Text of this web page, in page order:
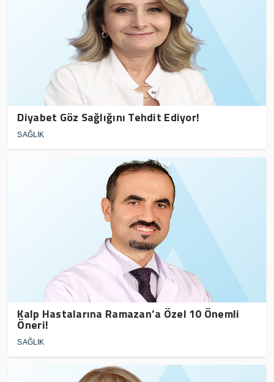
Diyabet Göz Sağlığını Tehdit Ediyor!
SAĞLIK
Kalp Hastalarına Ramazan’a Özel 10 Önemli
Öneri!
SAĞLIK